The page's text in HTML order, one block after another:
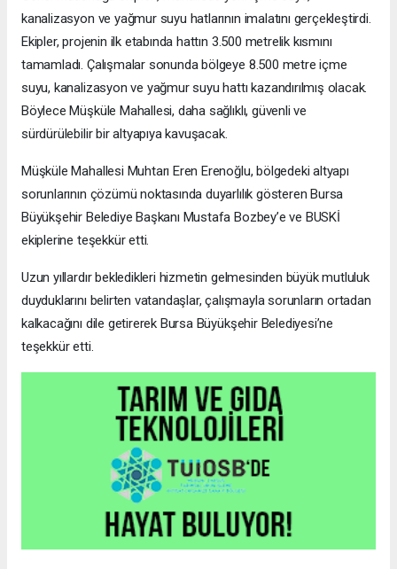
kanalizasyon ve yağmur suyu hatlarının imalatını gerçekleştirdi.
Ekipler, projenin ilk etabında hattın 3.500 metrelik kısmını
tamamladı. Çalışmalar sonunda bölgeye 8.500 metre içme
suyu, kanalizasyon ve yağmur suyu hattı kazandırılmış olacak.
Böylece Müşküle Mahallesi, daha sağlıklı, güvenli ve
sürdürülebilir bir altyapıya kavuşacak.
Müşküle Mahallesi Muhtarı Eren Erenoğlu, bölgedeki altyapı
sorunlarının çözümü noktasında duyarlılık gösteren Bursa
Büyükşehir Belediye Başkanı Mustafa Bozbey’e ve BUSKİ
ekiplerine teşekkür etti.
Uzun yıllardır bekledikleri hizmetin gelmesinden büyük mutluluk
duyduklarını belirten vatandaşlar, çalışmayla sorunların ortadan
kalkacağını dile getirerek Bursa Büyükşehir Belediyesi’ne
teşekkür etti.